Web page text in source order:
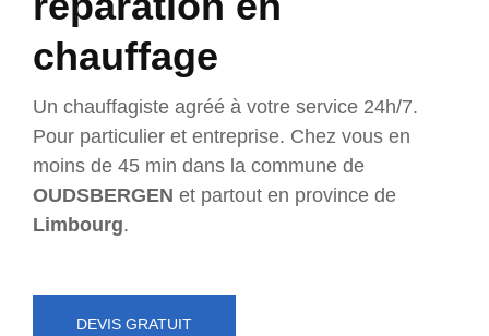
chauffage
Un chauffagiste agréé à votre service 24h/7.
Pour particulier et entreprise. Chez vous en
moins de 45 min dans la commune de
OUDSBERGEN et partout en province de
Limbourg.
DEVIS GRATUIT